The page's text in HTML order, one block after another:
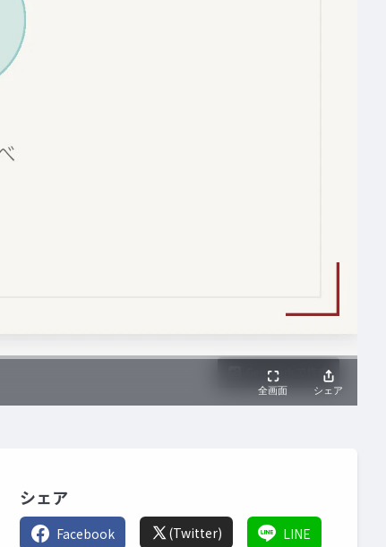
シェア
Facebook (Twitter) LINE